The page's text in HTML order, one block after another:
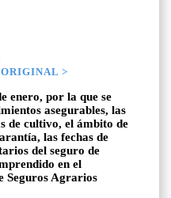
>
enero, por la que se
asegurables, las
de cultivo, el ámbito de
las fechas de
del seguro de
en el
Seguros Agrarios